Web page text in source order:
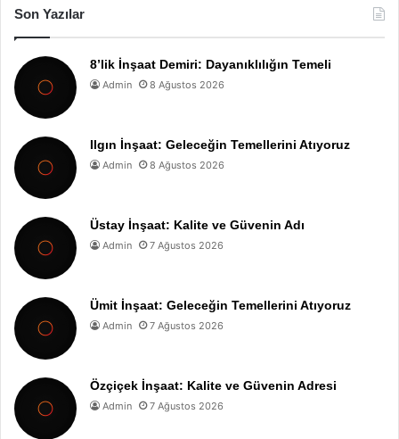
Son Yazılar
8’lik İnşaat Demiri: Dayanıklılığın Temeli
Admin 8 Ağustos 2026
Ilgın İnşaat: Geleceğin Temellerini Atıyoruz
Admin 8 Ağustos 2026
Üstay İnşaat: Kalite ve Güvenin Adı
Admin 7 Ağustos 2026
Ümit İnşaat: Geleceğin Temellerini Atıyoruz
Admin 7 Ağustos 2026
Özçiçek İnşaat: Kalite ve Güvenin Adresi
Admin 7 Ağustos 2026